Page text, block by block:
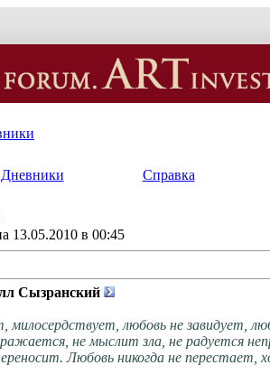
Дневники Справка
13.05.2010 в 00:45
Сызранский
любовь не завидует,
не мыслит зла, не радуется
Любовь никогда не